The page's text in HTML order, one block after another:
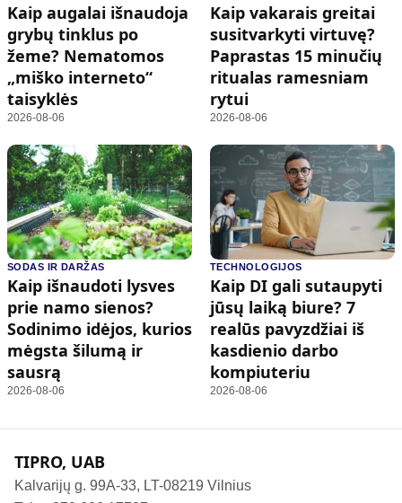
Kaip augalai išnaudoja
grybų tinklus po
žeme? Nematomos
„miško interneto“
taisyklės
2026-08-06
Kaip vakarais greitai
susitvarkyti virtuvę?
Paprastas 15 minučių
ritualas ramesniam
rytui
2026-08-06
SODAS IR DARŽAS
Kaip išnaudoti lysves
prie namo sienos?
Sodinimo idėjos, kurios
mėgsta šilumą ir
sausrą
2026-08-06
TECHNOLOGIJOS
Kaip DI gali sutaupyti
jūsų laiką biure? 7
realūs pavyzdžiai iš
kasdienio darbo
kompiuteriu
2026-08-06
TIPRO, UAB
Kalvarijų g. 99A-33, LT-08219 Vilnius